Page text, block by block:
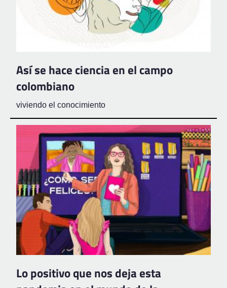
Así se hace ciencia en el campo
colombiano
viviendo el conocimiento
Lo positivo que nos deja esta